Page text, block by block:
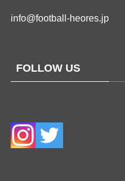
info@football-heores.jp
FOLLOW US